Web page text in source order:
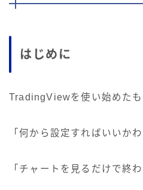
はじめに
TradingViewを使い始めたも
「何から設定すればいいか
「チャートを見るだけで終わ